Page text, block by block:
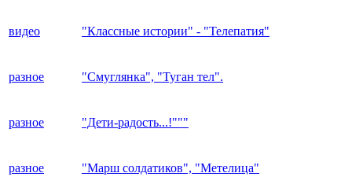
видео "Классные истории" - "Телепатия"
разное "Смуглянка", "Туган тел".
разное "Дети-радость...!"""
разное "Марш солдатиков", "Метелица"